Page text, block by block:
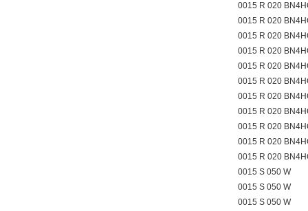
0015 R 020
0015 R 020
0015 R 020
0015 R 020
0015 R 020
0015 R 020
0015 R 020
0015 R 020
0015 R 020
0015 R 020
0015 R 020
0015 S 050 W
0015 S 050 W
0015 S 050 W